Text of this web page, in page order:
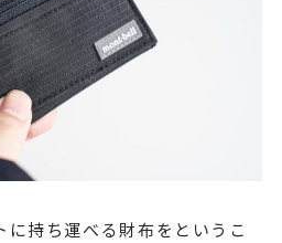
持ち運べる財布をというこ